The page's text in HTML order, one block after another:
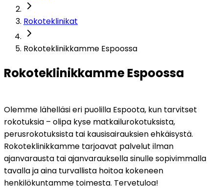
Rokoteklinikat
Rokoteklinikkamme Espoossa
Rokoteklinikkamme Espoossa
Olemme lähelläsi eri puolilla Espoota, kun tarvitset
rokotuksia – olipa kyse matkailurokotuksista,
perusrokotuksista tai kausisairauksien ehkäisystä.
Rokoteklinikkamme tarjoavat palvelut ilman
ajanvarausta tai ajanvarauksella sinulle sopivimmalla
tavalla ja aina turvallista hoitoa kokeneen
henkilökuntamme toimesta. Tervetuloa!